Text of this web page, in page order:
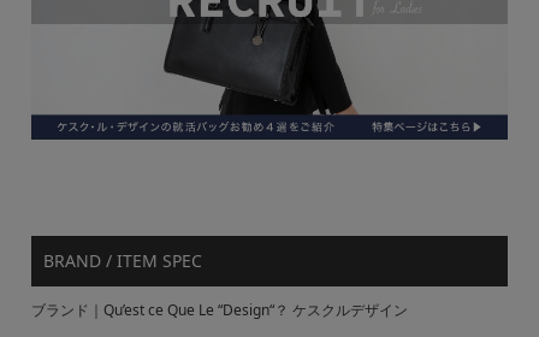
BRAND / ITEM SPEC
ブランド｜Qu’est ce Que Le “Design“？ ケスクルデザイン